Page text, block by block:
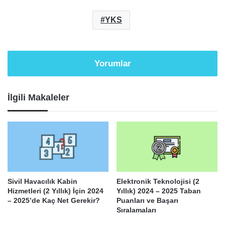
YKS
Yorumlar
İlgili Makaleler
Sivil Havacılık Kabin
Hizmetleri (2 Yıllık) İçin 2024
– 2025’de Kaç Net Gerekir?
Elektronik Teknolojisi (2
Yıllık) 2024 – 2025 Taban
Puanları ve Başarı
Sıralamaları